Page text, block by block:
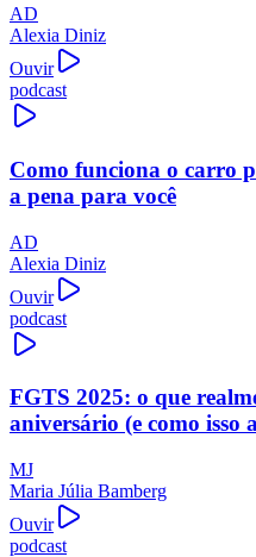
AD
Alexia Diniz
Ouvir
podcast
Como funciona o carro
a pena para você
AD
Alexia Diniz
Ouvir
podcast
FGTS 2025: o que
aniversário (e como isso
MJ
Maria Júlia Bamberg
Ouvir
podcast